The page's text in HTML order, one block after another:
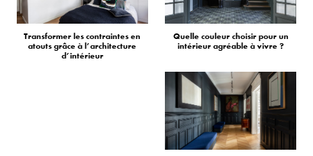
Transformer les contraintes en
atouts grâce à l’architecture
d’intérieur
Quelle couleur choisir pour un
intérieur agréable à vivre ?